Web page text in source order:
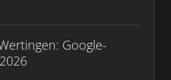
Google-